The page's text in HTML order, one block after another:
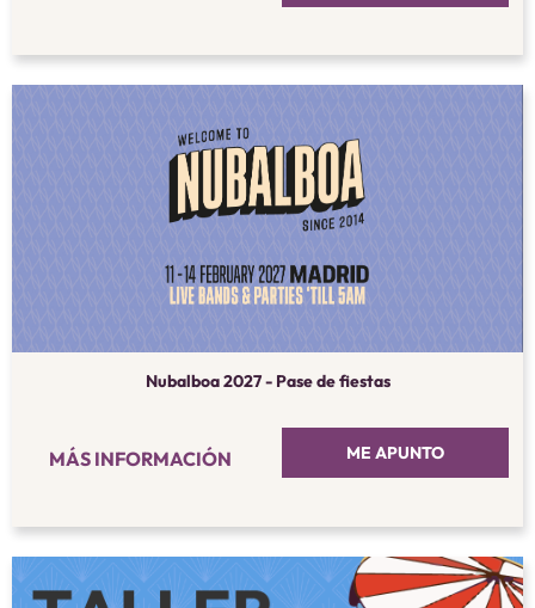
Nubalboa 2027 - Pase de fiestas
MÁS INFORMACIÓN ME APUNTO